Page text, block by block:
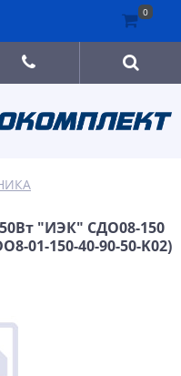
"ИЭК" СДО08-150
01-150-40-90-50-K02)
0